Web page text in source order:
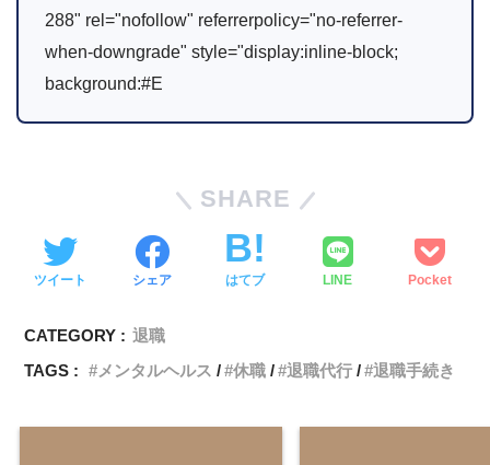
288" rel="nofollow" referrerpolicy="no-referrer-
when-downgrade" style="display:inline-block;
background:#E
SHARE
ツイート シェア はてブ LINE Pocket
CATEGORY : 退職
TAGS :
メンタルヘルス 休職 退職代行 退職手続き